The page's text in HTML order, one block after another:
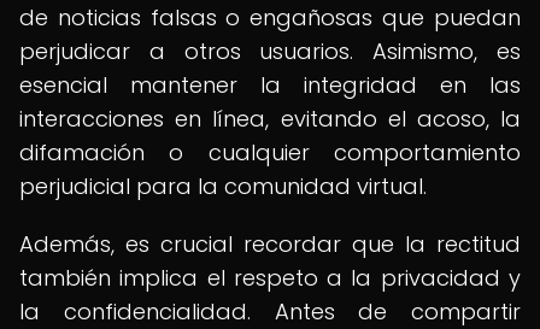
de noticias falsas o engañosas que puedan
perjudicar a otros usuarios. Asimismo, es
esencial mantener la integridad en las
interacciones en línea, evitando el acoso, la
difamación o cualquier comportamiento
perjudicial para la comunidad virtual.
Además, es crucial recordar que la rectitud
también implica el respeto a la privacidad y
la confidencialidad. Antes de compartir